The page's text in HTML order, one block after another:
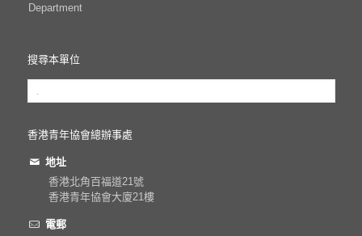
Department
搜尋本單位
香港青年協會總辦事處
地址
香港北角百福道21號
香港青年協會大廈21樓
電郵